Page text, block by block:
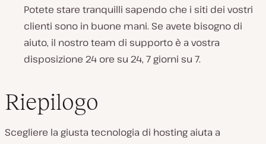
Potete stare tranquilli sapendo che i siti dei vostri
clienti sono in buone mani. Se avete bisogno di
aiuto, il nostro team di supporto è a vostra
disposizione 24 ore su 24, 7 giorni su 7.
Riepilogo
Scegliere la giusta tecnologia di hosting aiuta a